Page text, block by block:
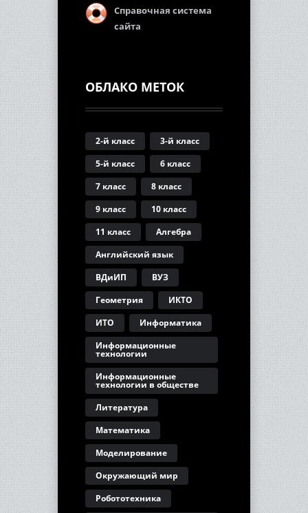
Справочная система
сайта
ОБЛАКО МЕТОК
2-й класс
3-й класс
5-й класс
6 класс
7 класс
8 класс
9 класс
10 класс
11 класс
Алгебра
Английский язык
ВДиИП
ВУЗ
Геометрия
ИКТО
ИТО
Информатика
Информационные
технологии
Информационные
технологии в обществе
Литература
Математика
Моделирование
Окружающий мир
Робототехника